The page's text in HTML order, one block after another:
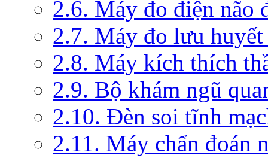
2.6. Máy đo điện não
2.7. Máy đo lưu
2.8. Máy kích thích
2.9. Bộ khám ngũ
2.10. Đèn soi tĩnh
2.11. Máy chẩn đoán